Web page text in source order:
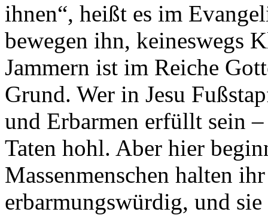
ihnen“, heißt es im
bewegen ihn, keineswegs
Jammern ist im Reiche
Grund. Wer in Jesu
und Erbarmen erfüllt sein
Taten hohl. Aber hier
Massenmenschen halten
erbarmungswürdig, und